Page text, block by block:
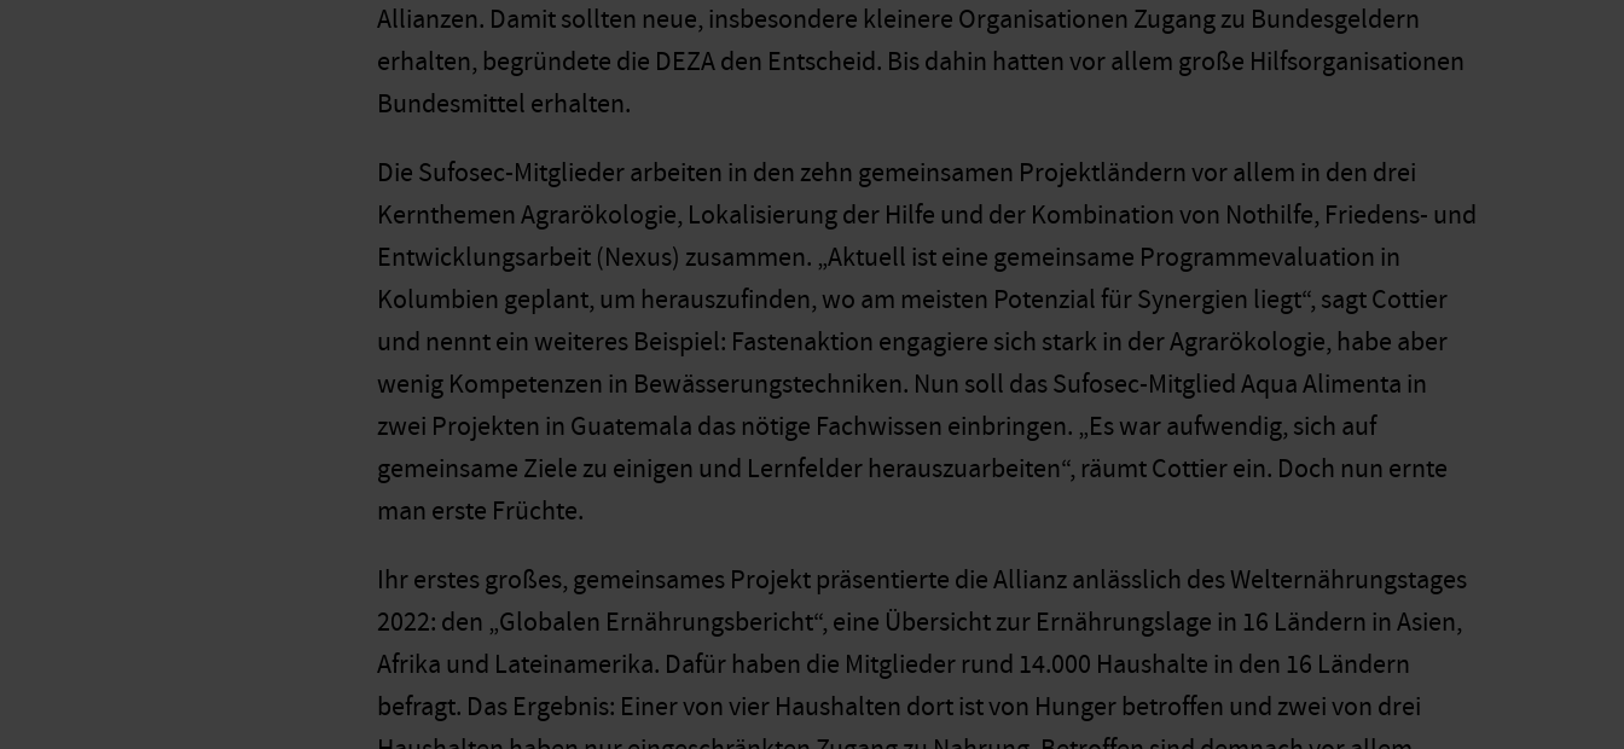
Allianzen. Damit sollten neue, insbesondere kleinere Organisationen Zugang zu Bundesgeldern
erhalten, begründete die DEZA den Entscheid. Bis dahin hatten vor allem große Hilfsorganisationen
Bundesmittel erhalten.
Die Sufosec-Mitglieder arbeiten in den zehn gemeinsamen Projektländern vor allem in den drei
Kernthemen Agrarökologie, Lokalisierung der Hilfe und der Kombination von Nothilfe, Friedens- und
Entwicklungsarbeit (Nexus) zusammen. „Aktuell ist eine gemeinsame Programmevaluation in
Kolumbien geplant, um herauszufinden, wo am meisten Potenzial für Synergien liegt“, sagt Cottier
und nennt ein weiteres Beispiel: Fastenaktion engagiere sich stark in der Agrarökologie, habe aber
wenig Kompetenzen in Bewässerungstechniken. Nun soll das Sufosec-Mitglied Aqua Alimenta in
zwei Projekten in Guatemala das nötige Fachwissen einbringen. „Es war aufwendig, sich auf
gemeinsame Ziele zu einigen und Lernfelder herauszuarbeiten“, räumt Cottier ein. Doch nun ernte
man erste Früchte.
Ihr erstes großes, gemeinsames Projekt präsentierte die Allianz anlässlich des Welternährungstages
2022: den „Globalen Ernährungsbericht“, eine Übersicht zur Ernährungslage in 16 Ländern in Asien,
Afrika und Lateinamerika. Dafür haben die Mitglieder rund 14.000 Haushalte in den 16 Ländern
befragt. Das Ergebnis: Einer von vier Haushalten dort ist von Hunger betroffen und zwei von drei